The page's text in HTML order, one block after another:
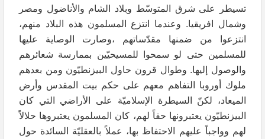
تسيطر على شرق المتوسّط وبلاد الشام والأناضول ومصر
وشمال افريقيا. وعندما انتزع المسلمون هذه البلاد منهم،
انتزعوا من ضمنها مقدّساتهم ،وصارت الوصاية عليها
للمسلمين حتى لو سمحوا للمسيحيّين بممارسة شعائرهم
والوصول إليها. وطوال قرون حاول البيزنطيّون ومن بعدهم
ملوك أوروبا التفاهم معهم على حكم بيت المقدس وأرض
الميعاد، لكنّ السيطرة الإسلاميّة على الأراضي التي كان
البيزنطيّون يعتبرونها حقاً لهم، كان المسلمون يعتبروها حلالاً
لهم وواجباً عليهم الاحتفاظ بها، عملاً بالعقليّة السائدة حول